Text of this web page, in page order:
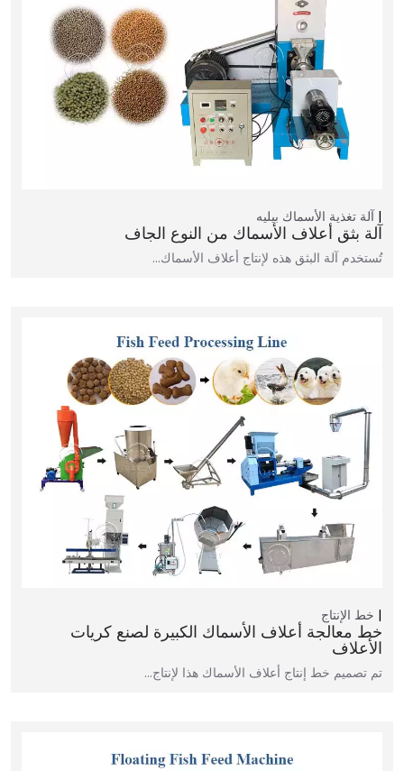
آلة تغذية الأسماك بيليه
آلة بثق أعلاف الأسماك من النوع الجاف
تُستخدم آلة البثق هذه لإنتاج أعلاف الأسماك…
خط الإنتاج
خط معالجة أعلاف الأسماك الكبيرة لصنع كريات
الأعلاف
تم تصميم خط إنتاج أعلاف الأسماك هذا لإنتاج…